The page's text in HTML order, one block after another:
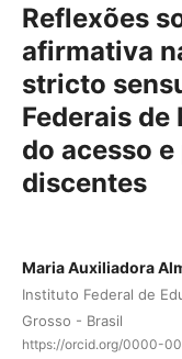
Reflexões
afirmativa
stricto
Federais de
do acesso
discentes
Maria Auxiliadora
Instituto Federal de
Grosso - Brasil
https://orcid.org/0000-